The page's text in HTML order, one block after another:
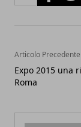
Articolo Precedente
Expo 2015 una
Roma